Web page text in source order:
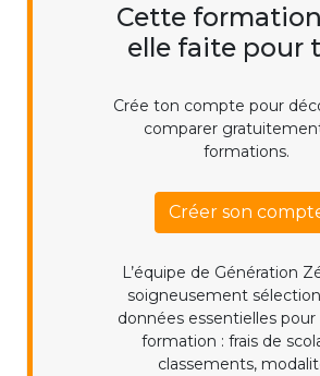
Cette
elle faite pour
Crée ton compte pour
comparer
formations.
Créer son
L’équipe de Génération
soigneusement
données essentielles pour
formation : frais de
classements,